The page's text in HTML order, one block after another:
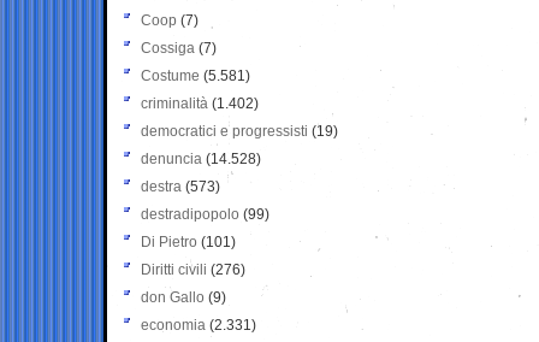
Coop (7)
Cossiga (7)
Costume (5.581)
criminalità (1.402)
democratici e progressisti (19)
denuncia (14.528)
destra (573)
destradipopolo (99)
Di Pietro (101)
Diritti civili (276)
don Gallo (9)
economia (2.331)